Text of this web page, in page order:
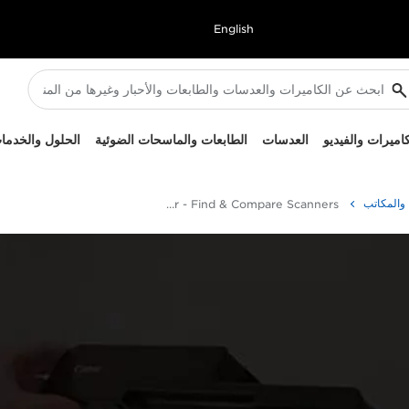
English
والفيديو العدسات الطابعات والماسحات الضوئية الحلول
والمكاتب Scanner Selector - Find & Compare Scanners